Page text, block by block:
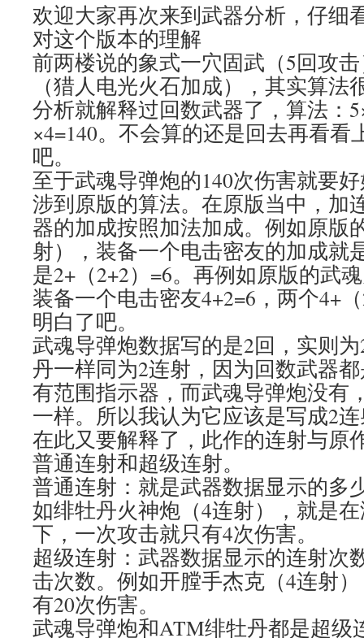
欢迎大家再次来到武器分析，仔细
对这个版本的理解
前两楼说的象式一穴固武（5回攻
（猎人电光火石加成），其实算法
分析就解释过回数武器了，算法：
×4=140。不会算的还是回去再看看
吧。
至于武魂导弹炮的140次伤害就要
涉到原版的算法。在原版当中，加
器的加成按照加法加成。例如原版
射），装备一个电击密友的加成就
是2+（2+2）=6。再例如原版的武
装备一个电击密友4+2=6，两个4+
明白了吧。
武魂导弹炮数据写的是2回，实则
丹一样同为2连射，因为回数武器
有范围指示器，而武魂导弹炮没有
一样。所以我认为它应该是写成2
在此又要解释了，此作的连射与原
普通连射和超级连射。
普通连射：就是武器数据显示的多
如绯牡丹火神炮（4连射），就是
下，一次攻击就只有4次伤害。
超级连射：武器数据显示的连射次
击次数。例如开膛手杰克（4连射
有20次伤害。
武魂导弹炮和ATM绯牡丹都是超级